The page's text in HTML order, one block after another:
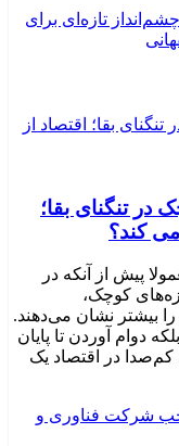
تازه‌ای برای
تنگنای بقا؛
می کند؟
پیش از آنکه در
کوچک،
بیشتر نشان می‌دهند.
دوام آوردن تا پایان
در اقتصاد یک